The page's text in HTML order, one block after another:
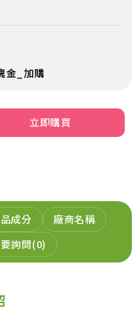
金_加購
購物車
_加購
購物車
立即購買
成分
廠商名稱
詢問 0